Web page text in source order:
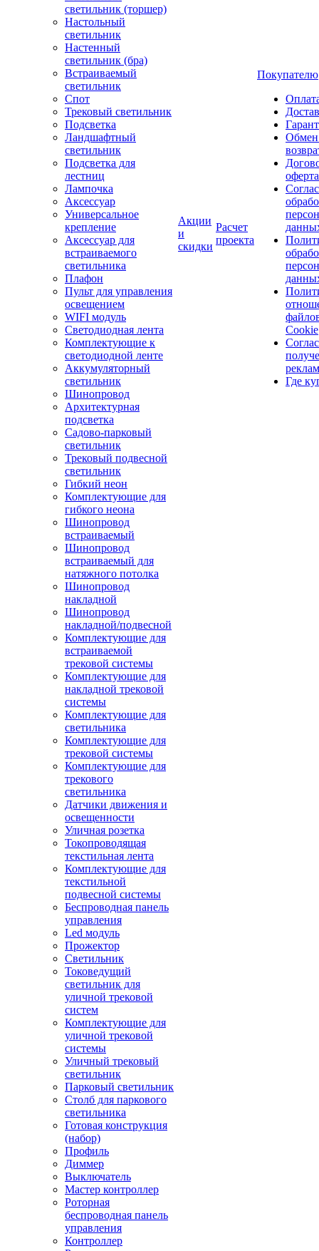
светильник (торшер)
Настольный
светильник
Настенный
светильник (бра)
Встраиваемый
светильник
Спот
Трековый светильник
Подсветка
Ландшафтный
светильник
Подсветка для
лестниц
Лампочка
Аксессуар
Универсальное
крепление
Аксессуар для
встраиваемого
светильника
Плафон
Пульт для управления
освещением
WIFI модуль
Светодиодная лента
Комплектующие к
светодиодной ленте
Аккумуляторный
светильник
Шинопровод
Архитектурная
подсветка
Садово-парковый
светильник
Трековый подвесной
светильник
Гибкий неон
Комплектующие для
гибкого неона
Шинопровод
встраиваемый
Шинопровод
встраиваемый для
натяжного потолка
Шинопровод
накладной
Шинопровод
накладной/подвесной
Комплектующие для
встраиваемой
трековой системы
Комплектующие для
накладной трековой
системы
Комплектующие для
светильника
Комплектующие для
трековой системы
Комплектующие для
трекового
светильника
Датчики движения и
освещенности
Уличная розетка
Токопроводящая
текстильная лента
Комплектующие для
текстильной
подвесной системы
Беспроводная панель
управления
Led модуль
Прожектор
Светильник
Токоведущий
светильник для
уличной трековой
систем
Комплектующие для
уличной трековой
системы
Уличный трековый
светильник
Парковый светильник
Столб для паркового
светильника
Готовая конструкция
(набор)
Профиль
Диммер
Выключатель
Мастер контроллер
Роторная
беспроводная панель
управления
Контроллер
Акции
и
скидки
Расчет
проекта
Покупателю
оферта
Cookie
Где